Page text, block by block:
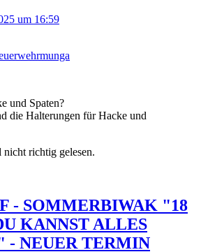
um 16:59
und Spaten?
die Halterungen für Hacke und
richtig gelesen.
- SOMMERBIWAK "18
KANNST ALLES
- NEUER TERMIN